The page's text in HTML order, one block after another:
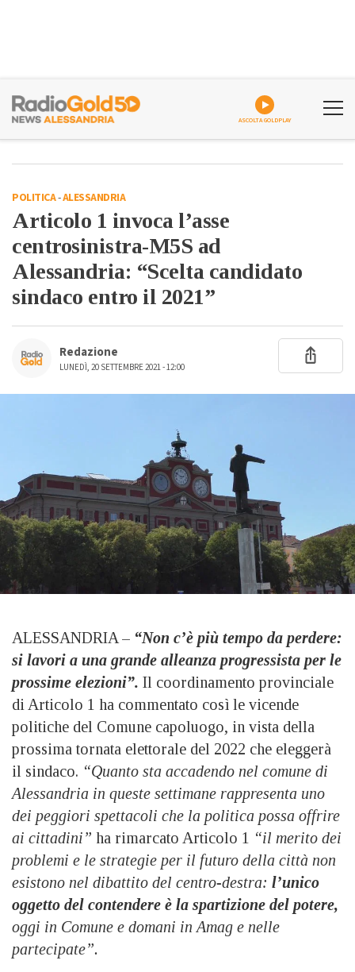
ASCOLTA GOLDPLAY
POLITICA-ALESSANDRIA
Articolo 1 invoca l’asse
centrosinistra-M5S ad
Alessandria: “Scelta candidato
sindaco entro il 2021”
Redazione
LUNEDÌ, 20 SETTEMBRE 2021 - 12:00
ALESSANDRIA – “Non c’è più tempo da perdere:
si lavori a una grande alleanza progressista per le
prossime elezioni”. Il coordinamento provinciale
di Articolo 1 ha commentato così le vicende
politiche del Comune capoluogo, in vista della
prossima tornata elettorale del 2022 che eleggerà
il sindaco. “Quanto sta accadendo nel comune di
Alessandria in queste settimane rappresenta uno
dei peggiori spettacoli che la politica possa offrire
ai cittadini” ha rimarcato Articolo 1 “il merito dei
problemi e le strategie per il futuro della città non
esistono nel dibattito del centro-destra: l’unico
oggetto del contendere è la spartizione del potere,
oggi in Comune e domani in Amag e nelle
partecipate”.